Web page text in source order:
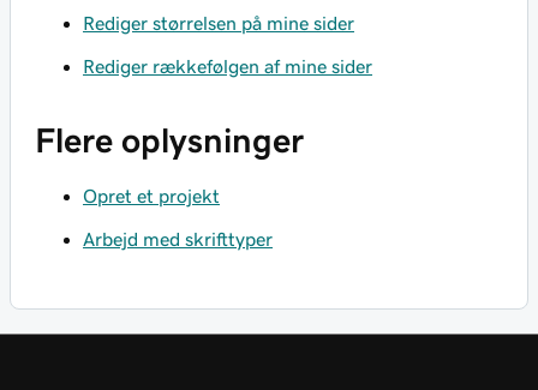
Rediger størrelsen på mine sider
Rediger rækkefølgen af mine sider
Flere oplysninger
Opret et projekt
Arbejd med skrifttyper